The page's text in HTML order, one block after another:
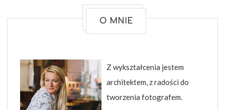
O MNIE
Z wykształcenia jestem
architektem, z radości do
tworzenia fotografem.